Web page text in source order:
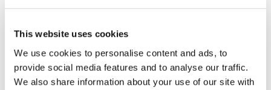
This website uses cookies
We use cookies to personalise content and ads, to
provide social media features and to analyse our traffic.
We also share information about your use of our site with
worden geplaatst, worden dezelfde dag verzonden
Gratis verzending voor orders boven € 50,- binnen
NL